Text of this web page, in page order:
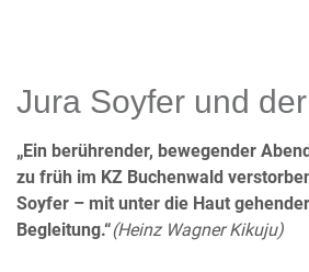
Jura Soyfer und
„Ein berührender, bewegender
zu früh im KZ Buchenwald
Soyfer – mit unter die Haut
Begleitung.“(Heinz Wagner Kikuju)